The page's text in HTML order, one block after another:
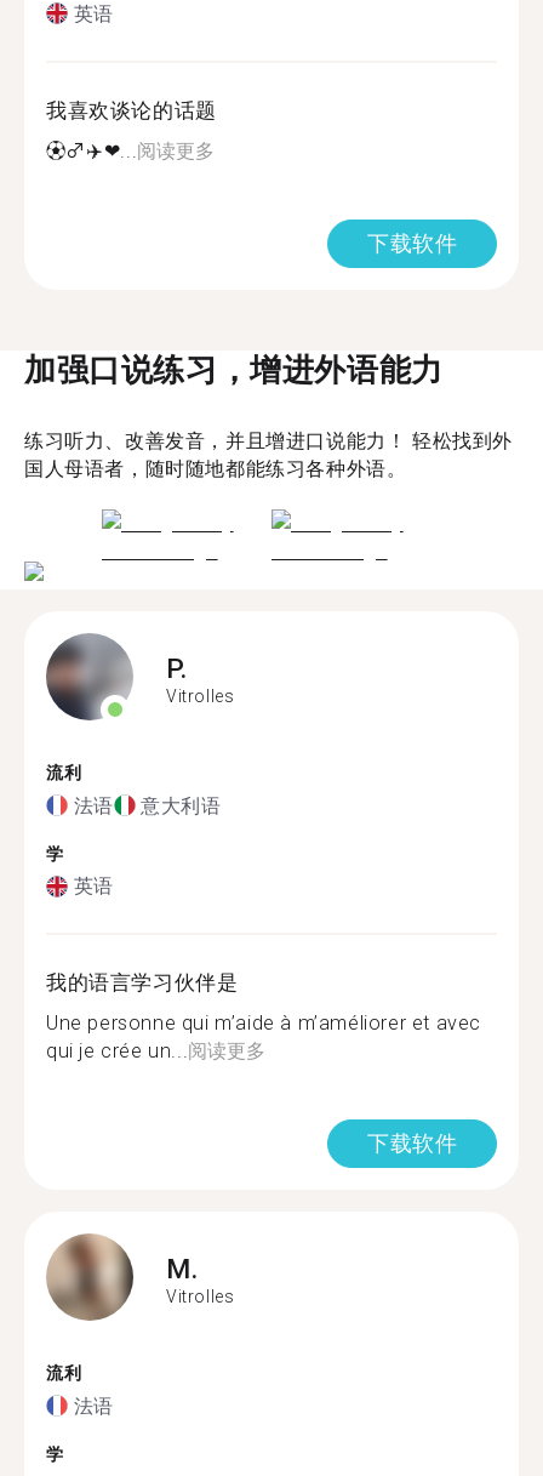
英语
我喜欢谈论的话题
⚽️‍♂️✈️️️️❤... 阅读更多
下载软件
加强口说练习，增进外语能力
练习听力、改善发音，并且增进口说能力！ 轻松找到外
国人母语者，随时随地都能练习各种外语。
P.
Vitrolles
流利
法语 意大利语
学
英语
我的语言学习伙伴是
Une personne qui m’aide à m’améliorer et avec
qui je crée un...阅读更多
下载软件
M.
Vitrolles
流利
法语
学